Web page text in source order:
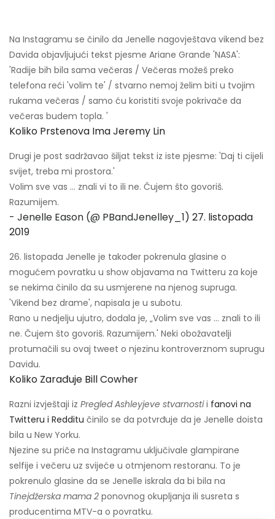
Na Instagramu se činilo da Jenelle nagovještava vikend bez
Davida objavljujući tekst pjesme Ariane Grande 'NASA':
'Radije bih bila sama večeras / Večeras možeš preko
telefona reći 'volim te' / stvarno nemoj želim biti u tvojim
rukama večeras / samo ću koristiti svoje pokrivače da
večeras budem topla. '
Koliko Prstenova Ima Jeremy Lin
Drugi je post sadržavao šiljat tekst iz iste pjesme: 'Daj ti cijeli
svijet, treba mi prostora.'
Volim sve vas ... znali vi to ili ne. Čujem što govoriš.
Razumijem.
- Jenelle Eason (@ PBandJenelley_1) 27. listopada
2019
26. listopada Jenelle je također pokrenula glasine o
mogućem povratku u show objavama na Twitteru za koje
se nekima činilo da su usmjerene na njenog supruga.
'Vikend bez drame', napisala je u subotu.
Rano u nedjelju ujutro, dodala je, „Volim sve vas ... znali to ili
ne. Čujem što govoriš. Razumijem.' Neki obožavatelji
protumačili su ovaj tweet o njezinu kontroverznom suprugu
Davidu.
Koliko Zarađuje Bill Cowher
Razni izvještaji iz Pregled Ashleyjeve stvarnostii fanovi na
Twitteru i Redditu činilo se da potvrđuje da je Jenelle doista
bila u New Yorku.
Njezine su priče na Instagramu uključivale glampirane
selfije i večeru uz svijeće u otmjenom restoranu. To je
pokrenulo glasine da se Jenelle iskrala da bi bila na
Tinejdžerska mama 2 ponovnog okupljanja ili susreta s
producentima MTV-a o povratku.